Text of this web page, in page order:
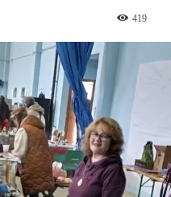
419